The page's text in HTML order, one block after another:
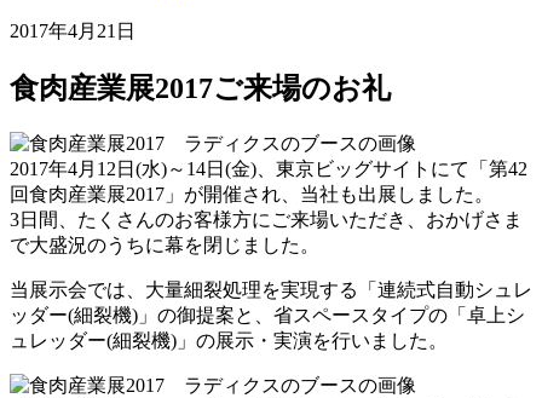
2017年4月21日
食肉産業展2017ご来場のお礼
2017年4月12日(水)～14日(金)、東京ビッグサイトにて「第42
回食肉産業展2017」が開催され、当社も出展しました。
3日間、たくさんのお客様方にご来場いただき、おかげさま
で大盛況のうちに幕を閉じました。
当展示会では、大量細裂処理を実現する「連続式自動シュレ
ッダー(細裂機)」の御提案と、省スペースタイプの「卓上シ
ュレッダー(細裂機)」の展示・実演を行いました。